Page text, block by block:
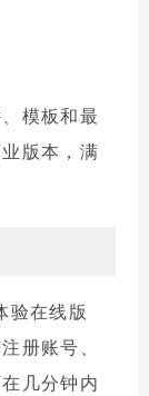
模板和最
版本，满
验在线版
册账号、
几分钟内